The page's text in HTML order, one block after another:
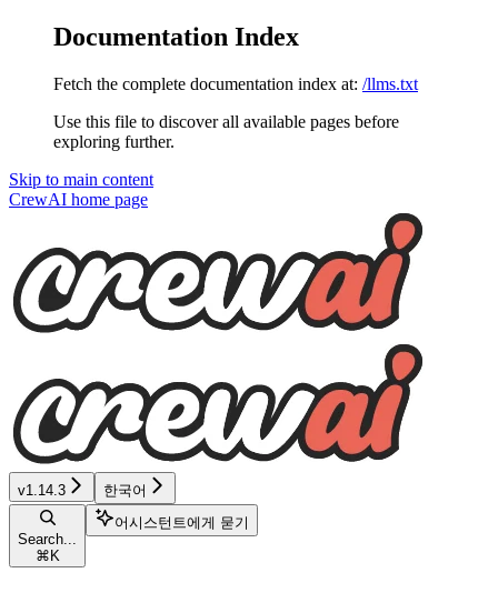
Documentation Index
Fetch the complete documentation index at: /llms.txt
Use this file to discover all available pages before
exploring further.
Skip to main content
CrewAI home page
v1.14.3 한국어
Search...
⌘ K
어시스턴트에게 묻기